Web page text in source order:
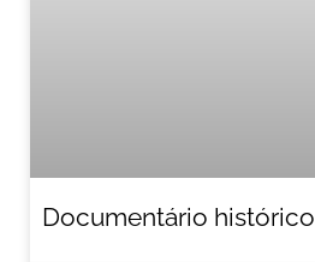
Documentário histórico